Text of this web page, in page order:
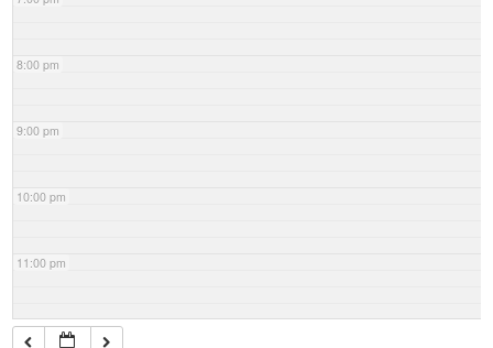
8:00 pm
9:00 pm
10:00 pm
11:00 pm